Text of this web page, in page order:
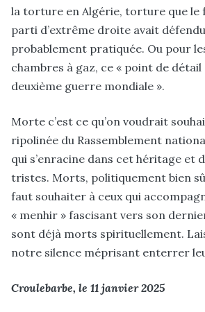
la torture en Algérie, torture que le
parti d’extrême droite avait
probablement pratiquée. Ou pour
chambres à gaz, ce « point de détail
deuxième guerre mondiale ».
Morte c’est ce qu’on voudrait
ripolinée du Rassemblement
qui s’enracine dans cet héritage et
tristes. Morts, politiquement bien
faut souhaiter à ceux qui
« menhir » fascisant vers son
sont déjà morts spirituellement.
notre silence méprisant enterrer
Croulebarbe, le 11 janvier 2025